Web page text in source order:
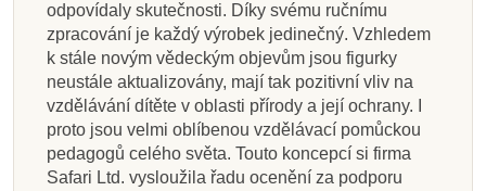
odpovídaly skutečnosti. Díky svému ručnímu
zpracování je každý výrobek jedinečný. Vzhledem
k stále novým vědeckým objevům jsou figurky
neustále aktualizovány, mají tak pozitivní vliv na
vzdělávání dítěte v oblasti přírody a její ochrany. I
proto jsou velmi oblíbenou vzdělávací pomůckou
pedagogů celého světa. Touto koncepcí si firma
Safari Ltd. vysloužila řadu ocenění za podporu